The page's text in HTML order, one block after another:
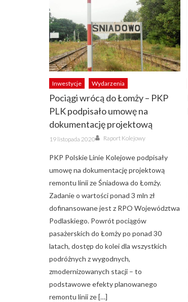
Inwestycje Wydarzenia
Pociągi wrócą do Łomży – PKP
PLK podpisało umowę na
dokumentację projektową
Posted
on
19 listopada 2020 Author
Raport Kolejowy
PKP Polskie Linie Kolejowe podpisały
umowę na dokumentację projektową
remontu linii ze Śniadowa do Łomży.
Zadanie o wartości ponad 3 mln zł
dofinansowane jest z RPO Województwa
Podlaskiego. Powrót pociągów
pasażerskich do Łomży po ponad 30
latach, dostęp do kolei dla wszystkich
podróżnych z wygodnych,
zmodernizowanych stacji – to
podstawowe efekty planowanego
remontu linii ze […]